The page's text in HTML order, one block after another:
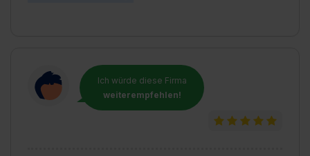
Ich würde diese Firma
weiterempfehlen!